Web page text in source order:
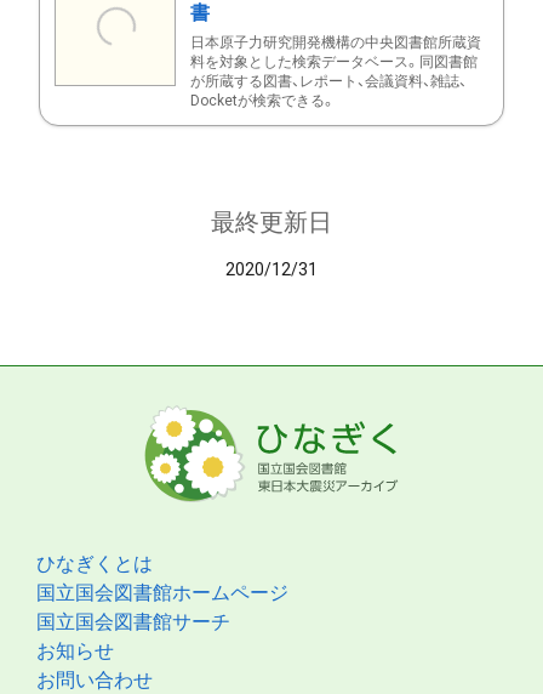
書
日本原子力研究開発機構の中央図書館所蔵資
料を対象とした検索データベース。同図書館
が所蔵する図書、レポート、会議資料、雑誌、
Docketが検索できる。
最終更新日
2020/12/31
ひなぎくとは
国立国会図書館ホームページ
国立国会図書館サーチ
お知らせ
お問い合わせ